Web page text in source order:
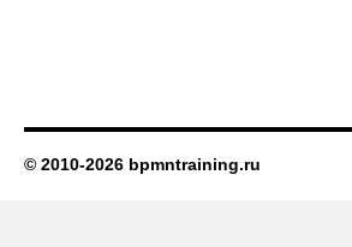
© 2010-2026 bpmntraining.ru